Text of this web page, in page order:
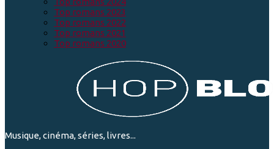
Top romans 2023
Top romans 2022
Top romans 2021
Top romans 2020
Musique, cinéma, séries, livres...